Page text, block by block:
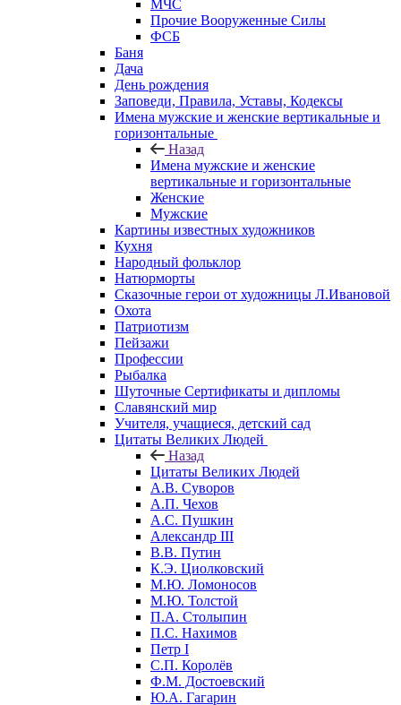
МЧС
Прочие Вооруженные Силы
ФСБ
Баня
Дача
День рождения
Заповеди, Правила, Уставы, Кодексы
Имена мужские и женские вертикальные и
горизонтальные
Назад
Имена мужские и женские
вертикальные и горизонтальные
Женские
Мужские
Картины известных художников
Кухня
Народный фольклор
Натюрморты
Сказочные герои от художницы Л.Ивановой
Охота
Патриотизм
Пейзажи
Профессии
Рыбалка
Шуточные Сертификаты и дипломы
Славянский мир
Учителя, учащиеся, детский сад
Цитаты Великих Людей
Назад
Цитаты Великих Людей
А.В. Суворов
А.П. Чехов
А.С. Пушкин
Александр III
В.В. Путин
К.Э. Циолковский
М.Ю. Ломоносов
М.Ю. Толстой
П.А. Столыпин
П.С. Нахимов
Петр I
С.П. Королёв
Ф.М. Достоевский
Ю.А. Гагарин